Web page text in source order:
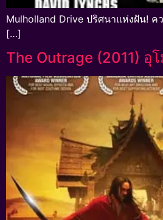
Mulholland Drive ปริศนาแห่งฝัน! ค
[…]
The Outrage (2011) อุโ